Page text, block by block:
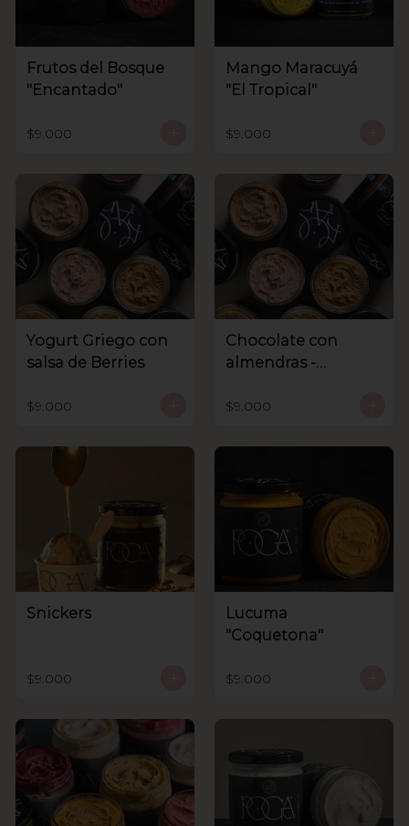
Frutos del Bosque
"Encantado"
$9.000
Mango Maracuyá
"El Tropical"
$9.000
Yogurt Griego con
salsa de Berries
$9.000
Chocolate con
almendras -
$9.000
Snickers
$9.000
Lucuma
"Coquetona"
$9.000